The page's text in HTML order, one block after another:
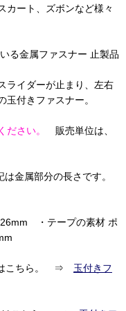
カート、ズボンなど様々
る金属ファスナー 止製品
ライダーが止まり、左右
付きファスナー。
ださい。
販売単位は、
金属部分の長さです。
26mm ・テープの素材 ポ
はこちら。 ⇒ 玉付きフ